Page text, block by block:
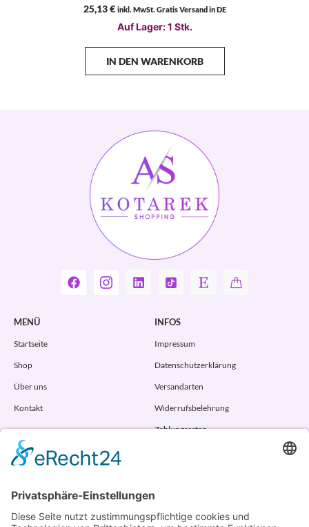
25,13€ inkl. MwSt. Gratis Versand in DE
Auf Lager: 1 Stk.
IN DEN WARENKORB
MENÜ
Startseite
Shop
Über uns
Kontakt
INFOS
Impressum
Datenschutzerklärung
Versandarten
Widerrufsbelehrung
Zahlungsarten
ADRESSE